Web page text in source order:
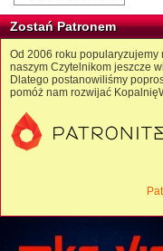
Zostań Patronem
Od 2006 roku
naszym Czytelnikom jeszcze
Dlatego postanowiliśmy
pomóż nam rozwijać